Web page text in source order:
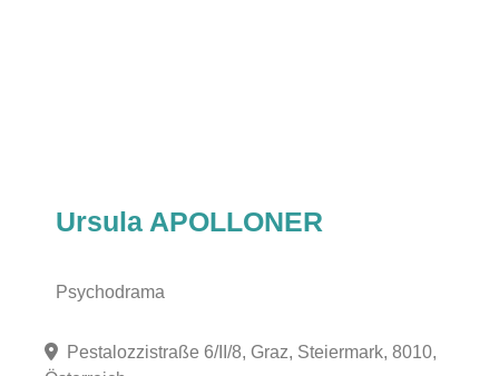
Ursula APOLLONER
Psychodrama
Pestalozzistraße 6/II/8, Graz, Steiermark, 8010,